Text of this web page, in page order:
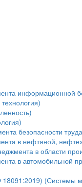
информационной
безопасности
в нефтяной,
в области
в автомобильной
(Системы